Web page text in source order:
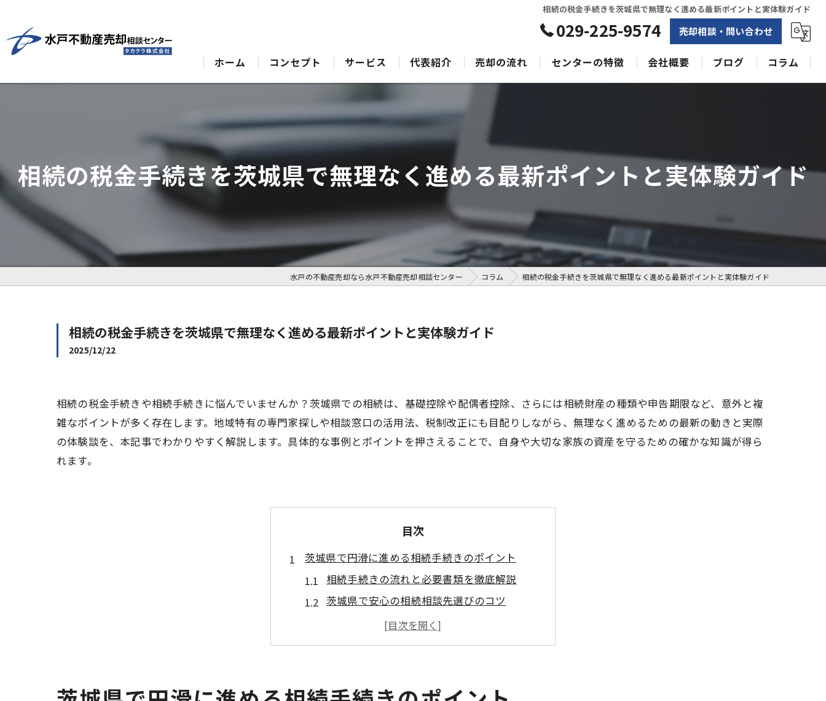
相続の税金手続きを茨城県で無理なく進める最新ポイントと実体験ガイド
029-225-9574 売却相談・問い合わせ
ホーム コンセプト
水戸の不動産売却･水戸不動産売却相談センターのサポート
水戸の不動産売却･水戸不動産売却相談センターの最適なアドバイス
サービス 代表紹介 売却の流れ センターの特徴
戸建て
収益物件
会社概要 ブログ コラム
相続の税金手続きを茨城県で無理なく進める最新ポイントと実体験ガイド
水戸の不動産売却なら水戸不動産売却相談センター コラム 相続の税金手続きを茨城県で無理なく進める最新ポイントと実体験ガイド
相続の税金手続きを茨城県で無理なく進める最新ポイントと実体験ガイド
2025/12/22
相続の税金手続きや相続手続きに悩んでいませんか？茨城県での相続は、基礎控除や配偶者控除、さらには相続財産の種類や申告期限など、意外と複
雑なポイントが多く存在します。地域特有の専門家探しや相談窓口の活用法、税制改正にも目配りしながら、無理なく進めるための最新の動きと実際
の体験談を、本記事でわかりやすく解説します。具体的な事例とポイントを押さえることで、自身や大切な家族の資産を守るための確かな知識が得ら
れます。
目次
茨城県で円滑に進める相続手続きのポイント
相続手続きの流れと必要書類を徹底解説
茨城県で安心の相続相談先選びのコツ
基礎控除と配偶者控除の活用方法
相続税の申告期限と申告手続きの注意点
複雑な税金対策に強い相続手続きを解説